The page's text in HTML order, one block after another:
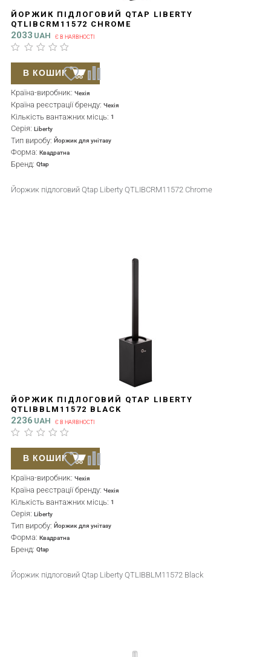
ЙОРЖИК ПІДЛОГОВИЙ QTAP LIBERTY
QTLIBCRM11572 CHROME
2033 UAH Є В НАЯВНОСТІ
Країна-виробник: Чехія
Країна реєстрації бренду: Чехія
Кількість вантажних місць: 1
Серія: Liberty
Тип виробу: Йоржик для унітазу
Форма: Квадратна
Бренд: Qtap
Йоржик підлоговий Qtap Liberty QTLIBCRM11572 Chrome
В КОШИК
ЙОРЖИК ПІДЛОГОВИЙ QTAP LIBERTY
QTLIBBLM11572 BLACK
2236 UAH Є В НАЯВНОСТІ
Країна-виробник: Чехія
Країна реєстрації бренду: Чехія
Кількість вантажних місць: 1
Серія: Liberty
Тип виробу: Йоржик для унітазу
Форма: Квадратна
Бренд: Qtap
Йоржик підлоговий Qtap Liberty QTLIBBLM11572 Black
В КОШИК